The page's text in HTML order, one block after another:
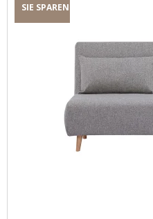
SIE SPAREN